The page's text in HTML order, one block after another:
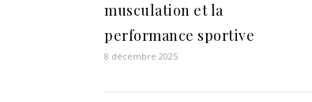
musculation et la
performance sportive
8 décembre 2025